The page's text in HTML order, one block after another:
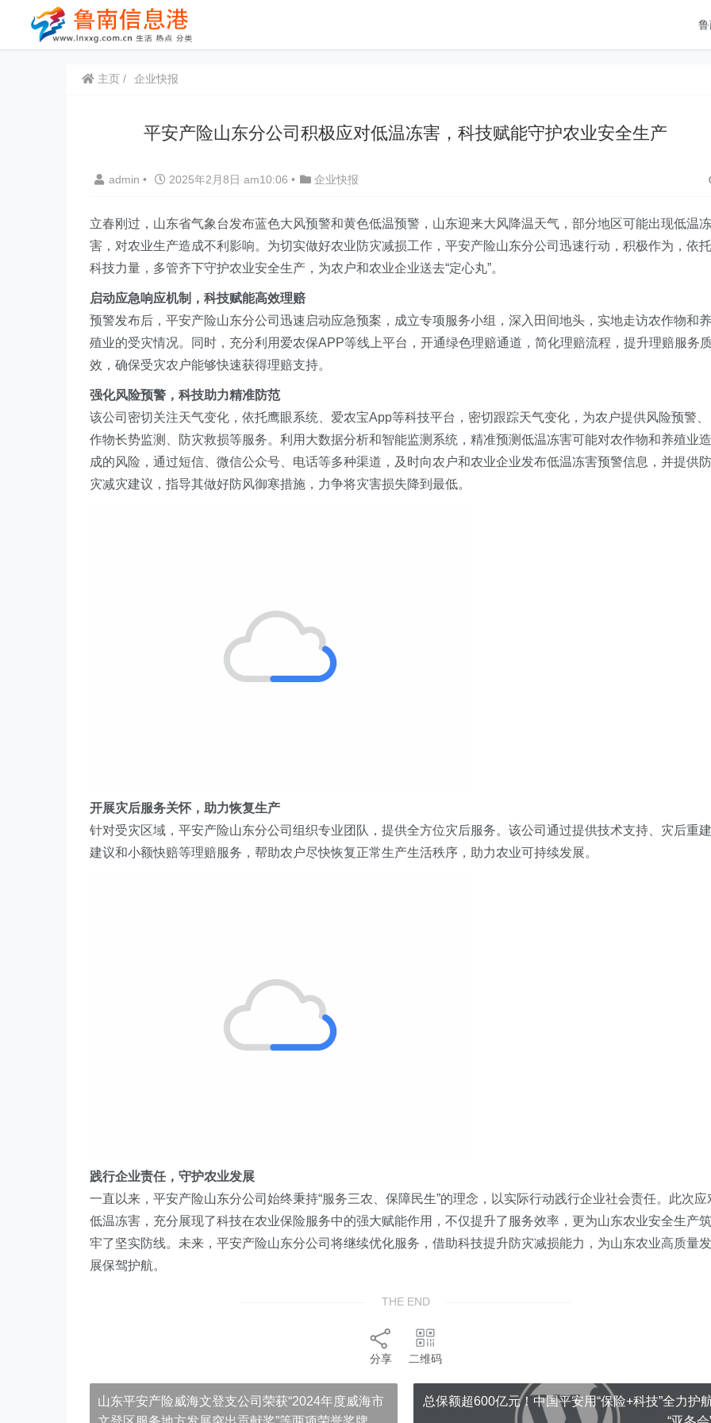
主页 企业快报
平安产险山东分公司积极应对低温冻害，科技赋能守护农业安全生产
admin • 2025年2月8日 am10:06 • 企业快报
立春刚过，山东省气象台发布蓝色大风预警和黄色低温预警，山东迎来大风降温天气，部分地区可能出现低温冻
害，对农业生产造成不利影响。为切实做好农业防灾减损工作，平安产险山东分公司迅速行动， 积极作为， 依托
科技力量，多管齐下守护农业安全生产，为农户和农业企业送去“定心丸”。
启动应急响应机制，科技赋能高效理赔
预警发布后， 平安产险山东分公司迅速启动应急预案，成立专项服务小组，深入田间地头，实地走访农作物和养
殖业的受灾情况。同时， 充分利用爱农保APP等线上平台 ，开通绿色理赔通道， 简化理赔流程 ，提升理赔服务
效， 确保受灾农户能够快速获得理赔支持。
强化风险预警，科技助力精准防范
该公司 密切关注天气变化， 依托鹰眼系统、爱农宝App等科技平台 ， 密切跟踪天气变化， 为农户提供风险预警、
作物长势监测、防灾救损等服务。利用大数据分析和智能监测系统，精准预测低温冻害可能对农作物和养殖业造
成的风险 ， 通过短信、微信公众号、电话等多种渠道， 及时向农户和农业企业发布低温冻害预警信息， 并提供防
灾减灾建议，指导其做好防风御寒措施，力争将灾害损失降到最低。
开展灾后服务关怀，助力恢复生产
针对受灾区域， 平安产险山东分公司 组织专业团队 ， 提供全方位灾后服务。 该公司 通过提供技术支持、灾后重建
建议和小额快赔等理赔服务，帮助农户尽快恢复正常生产生活秩序 ， 助力农业可持续发展。
践行企业责任，守护农业发展
一直以来， 平安产险山东分公司始终秉持“服务三农、保障民生”的理念，以实际行动践行企业社会责任。 此次应
低温冻害，充分展现了科技在农业保险服务中的强大赋能作用，不仅提升了服务效率，更为山东农业安全生产筑
牢了坚实防线。未来，平安产险山东分公司将继续优化服务，借助科技提升防灾减损能力，为山东农业高质量发
展保驾护航。
THE END
分享 二维码
山东平安产险威海文登支公司荣获“2024年度威海市
总保额超600亿元！中国平安用“保险+科技”全力护